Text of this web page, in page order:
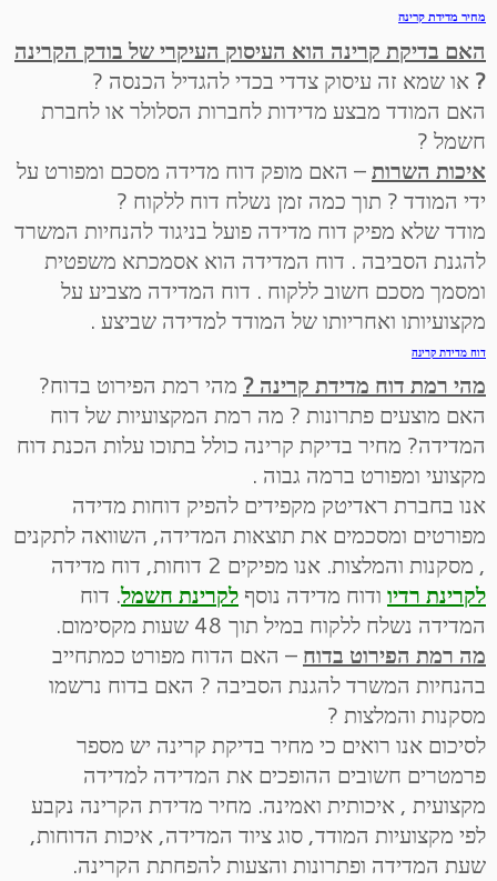
מחיר מדידת קרינה
האם בדיקת קרינה הוא העיסוק העיקרי של בודק הקרינה
? או שמא זה עיסוק צדדי בכדי להגדיל הכנסה ?
האם המודד מבצע מדידות לחברות הסלולר או לחברת
חשמל ?
איכות השרות– האם מופק דוח מדידה מסכם ומפורט על
ידי המודד ? תוך כמה זמן נשלח דוח ללקוח ?
מודד שלא מפיק דוח מדידה פועל בניגוד להנחיות המשרד
להגנת הסביבה . דוח המדידה הוא אסמכתא משפטית
ומסמך מסכם חשוב ללקוח . דוח המדידה מצביע על
מקצועיותו ואחריותו של המודד למדידה שביצע .
דוח מדידת קרינה
מהי רמת דוח מדידת קרינה ? מהי רמת הפירוט בדוח?
האם מוצעים פתרונות ? מה רמת המקצועיות של דוח
המדידה? מחיר בדיקת קרינה כולל בתוכו עלות הכנת דוח
מקצועי ומפורט ברמה גבוה .
אנו בחברת ראדיטק מקפידים להפיק דוחות מדידה
מפורטים ומסכמים את תוצאות המדידה, השוואה לתקנים
, מסקנות והמלצות. אנו מפיקים 2 דוחות, דוח מדידה
לקרינת רדיו ודוח מדידה נוסף לקרינת חשמל. דוח
המדידה נשלח ללקוח במיל תוך 48 שעות מקסימום.
מה רמת הפירוט בדוח – האם הדוח מפורט כמתחייב
בהנחיות המשרד להגנת הסביבה ? האם בדוח נרשמו
מסקנות והמלצות ?
לסיכום אנו רואים כי מחיר בדיקת קרינה יש מספר
פרמטרים חשובים ההופכים את המדידה למדידה
מקצועית , איכותית ואמינה. מחיר מדידת הקרינה נקבע
לפי מקצועיות המודד, סוג ציוד המדידה, איכות הדוחות,
שעת המדידה ופתרונות והצעות להפחתת הקרינה.